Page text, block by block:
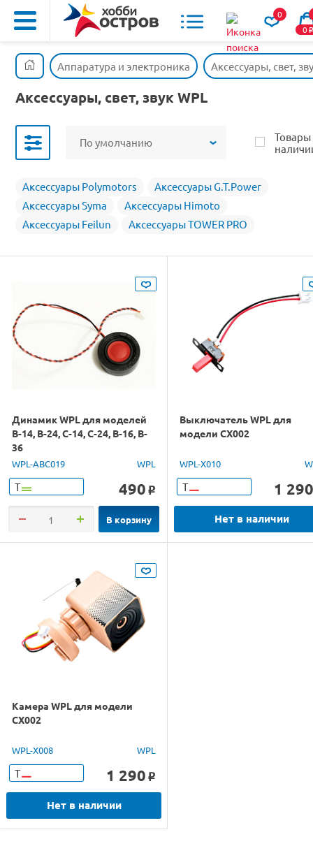
0
0o
Аппаратура и электроника Аксессуары, свет,
Аксессуары, свет, звук WPL
По умолчанию
Товары
Аксессуары Polymotors
Аксессуары G.T.Power
Аксессуары Syma
Аксессуары Himoto
Аксессуары Feilun
Аксессуары TOWER PRO
Динамик WPL для моделей
B-14, B-24, C-14, C-24, B-16, B-
36
WPL-ABC019 WPL
Т 490 o
В корзину
Выключатель WPL для
модели CX002
WPL-X010
Т 1 290
Нет в наличии
Камера WPL для модели
CX002
WPL-X008 WPL
Т 1 290 o
Нет в наличии